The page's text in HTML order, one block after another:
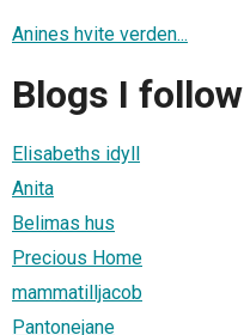
Anines hvite verden...
Blogs I follow
Elisabeths idyll
Anita
Belimas hus
Precious Home
mammatilljacob
Pantonejane